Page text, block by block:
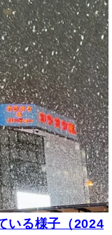
いる様子（2024